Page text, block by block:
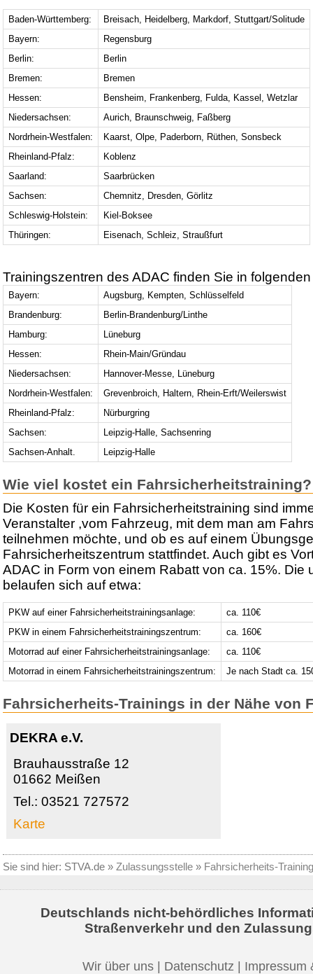
Baden-Württemberg:
Breisach, Heidelberg, Markdorf, Stuttgart/Solitude
Bayern:
Regensburg
Berlin:
Berlin
Bremen:
Bremen
Hessen:
Bensheim, Frankenberg, Fulda, Kassel, Wetzlar
Niedersachsen:
Aurich, Braunschweig, Faßberg
Nordrhein-Westfalen:
Kaarst, Olpe, Paderborn, Rüthen, Sonsbeck
Rheinland-Pfalz:
Koblenz
Saarland:
Saarbrücken
Sachsen:
Chemnitz, Dresden, Görlitz
Schleswig-Holstein:
Kiel-Boksee
Thüringen:
Eisenach, Schleiz, Straußfurt
Trainingszentren des ADAC finden Sie in
Bayern:
Augsburg, Kempten, Schlüsselfeld
Brandenburg:
Berlin-Brandenburg/Linthe
Hamburg:
Lüneburg
Hessen:
Rhein-Main/Gründau
Niedersachsen:
Hannover-Messe, Lüneburg
Nordrhein-Westfalen:
Grevenbroich, Haltern, Rhein-Erft/Weilerswist
Rheinland-Pfalz:
Nürburgring
Sachsen:
Leipzig-Halle, Sachsenring
Sachsen-Anhalt.
Leipzig-Halle
Wie viel kostet ein Fahrsicherheitstraining?
Die Kosten für ein Fahrsicherheitstraining sind
Veranstalter ,vom Fahrzeug, mit dem man am
teilnehmen möchte, und ob es auf einem
Fahrsicherheitszentrum stattfindet. Auch gibt es
ADAC in Form von einem Rabatt von ca. 15%. Die
belaufen sich auf etwa:
PKW auf einer Fahrsicherheitstrainingsanlage:
ca. 110€
PKW in einem Fahrsicherheitstrainingszentrum:
ca. 160€
Motorrad auf einer Fahrsicherheitstrainingsanlage:
ca. 110€
Motorrad in einem Fahrsicherheitstrainingszentrum:
Je nach Stadt ca.
Fahrsicherheits-Trainings in der Nähe von
DEKRA e.V.
Brauhausstraße 12
01662 Meißen
Tel.: 03521 727572
Karte
Sie sind hier: STVA.de » Zulassungsstelle » Fahrsicherheits-
Deutschlands nicht-behördliches
Straßenverkehr und den
Wir über uns | Datenschutz | Impressum